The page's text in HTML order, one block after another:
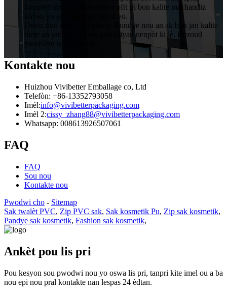
konpayi nou an. Nou espere ofri pi bon kalite machandiz
kliyan yo soti nan tout mond yo.
Deviz nou an se "Kliyan se Bondye nou an ak bon jan kalite
mete an premye. Panse pou kliyan nenpòt ki lè. Rezoud
Kontakte nou
Huizhou Vivibetter Emballage co, Ltd
Telefòn: +86-13352793058
Imèl:info@vivibetterpackaging.com
Imèl 2:cissy_zhang88@vivibetterpackaging.com
Whatsapp: 008613926507061
FAQ
FAQ
Sou nou
Kontakte nou
Pwodwi cho - Sitemap
Sak twalèt PVC, Zip PVC sak, Sak kosmetik Pu, Zip sak kosmetik,
Pandye sak kosmetik, Fashion sak kosmetik,
Ankèt pou lis pri
Pou kesyon sou pwodwi nou yo oswa lis pri, tanpri kite imel ou a ba
nou epi nou pral kontakte nan lespas 24 èdtan.